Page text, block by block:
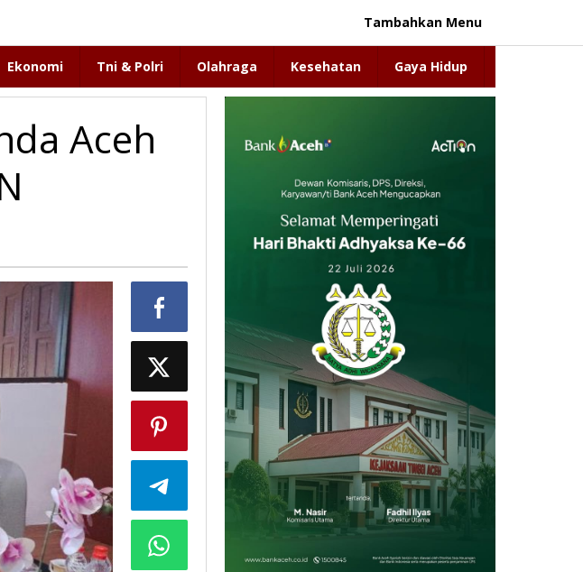
Tambahkan Menu
Ekonomi Tni & Polri Olahraga Kesehatan Gaya Hidup
Aceh